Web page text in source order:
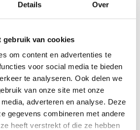
Details Over
gebruik van cookies
om content en advertenties te
voor social media te bieden
te analyseren. Ook delen we
van onze site met onze
adverteren en analyse. Deze
gegevens combineren met andere
heeft verstrekt of die ze hebben
was het bedrag nog hoger.
van de subsidie
ons bijna niets méér dan
de isolatiemaatregel hadden
werkt samen met een cv-ketel